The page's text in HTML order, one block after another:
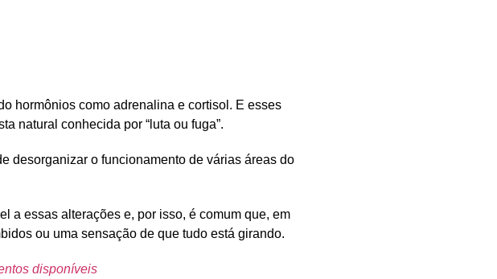
hormônios como adrenalina e cortisol . E esses
natural conhecida por “luta ou fuga”.
desorganizar o funcionamento de várias áreas do
a essas alterações e, por isso, é comum que, em
ou uma sensação de que tudo está girando.
disponíveis